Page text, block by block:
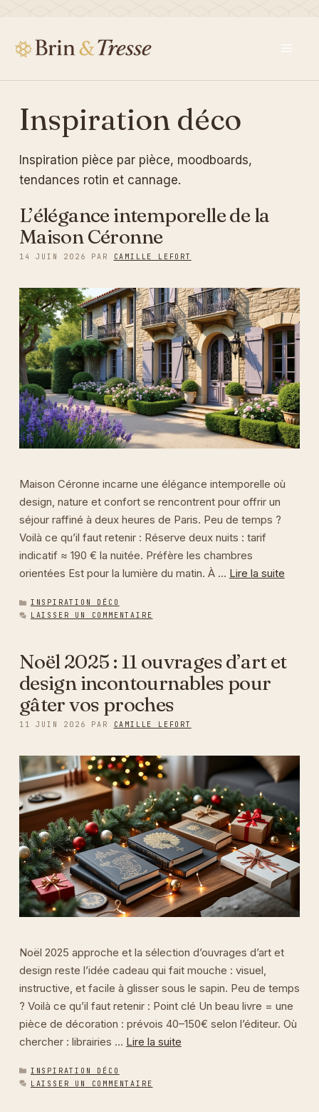
contenu
Menu
Inspiration déco
Inspiration pièce par pièce, moodboards,
tendances rotin et cannage.
L’élégance intemporelle de la
Maison Céronne
14 JUIN 2026 PAR CAMILLE LEFORT
Maison Céronne incarne une élégance intemporelle où
design, nature et confort se rencontrent pour offrir un
séjour raffiné à deux heures de Paris. Peu de temps ?
Voilà ce qu’il faut retenir : Réserve deux nuits : tarif
indicatif ≈ 190 € la nuitée. Préfère les chambres
orientées Est pour la lumière du matin. À … Lire la suite
CATÉGORIES
INSPIRATION DÉCO
LAISSER UN COMMENTAIRE
Noël 2025 : 11 ouvrages d’art et
design incontournables pour
gâter vos proches
11 JUIN 2026 PAR CAMILLE LEFORT
Noël 2025 approche et la sélection d’ouvrages d’art et
design reste l’idée cadeau qui fait mouche : visuel,
instructive, et facile à glisser sous le sapin. Peu de temps
? Voilà ce qu’il faut retenir : Point clé Un beau livre = une
pièce de décoration : prévois 40–150€ selon l’éditeur. Où
chercher : librairies … Lire la suite
CATÉGORIES
INSPIRATION DÉCO
LAISSER UN COMMENTAIRE